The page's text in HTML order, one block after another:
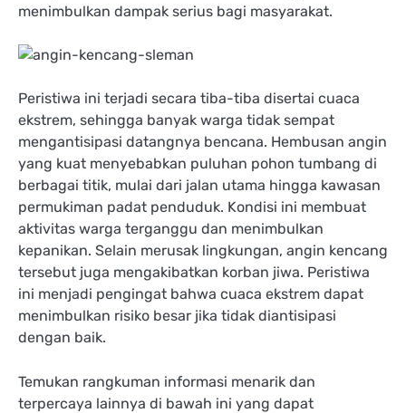
menimbulkan dampak serius bagi masyarakat.
Peristiwa ini terjadi secara tiba-tiba disertai cuaca
ekstrem, sehingga banyak warga tidak sempat
mengantisipasi datangnya bencana. Hembusan angin
yang kuat menyebabkan puluhan pohon tumbang di
berbagai titik, mulai dari jalan utama hingga kawasan
permukiman padat penduduk. Kondisi ini membuat
aktivitas warga terganggu dan menimbulkan
kepanikan. Selain merusak lingkungan, angin kencang
tersebut juga mengakibatkan korban jiwa. Peristiwa
ini menjadi pengingat bahwa cuaca ekstrem dapat
menimbulkan risiko besar jika tidak diantisipasi
dengan baik.
Temukan rangkuman informasi menarik dan
terpercaya lainnya di bawah ini yang dapat